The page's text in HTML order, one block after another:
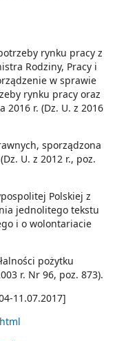
rynku pracy z
Rodziny, Pracy i
w sprawie
rynku pracy oraz
r. (Dz. U. z 2016
sporządzona
U. z 2012 r., poz.
Polskiej z
jednolitego tekstu
i o wolontariacie
pożytku
r. Nr 96, poz. 873).
11.07.2017]